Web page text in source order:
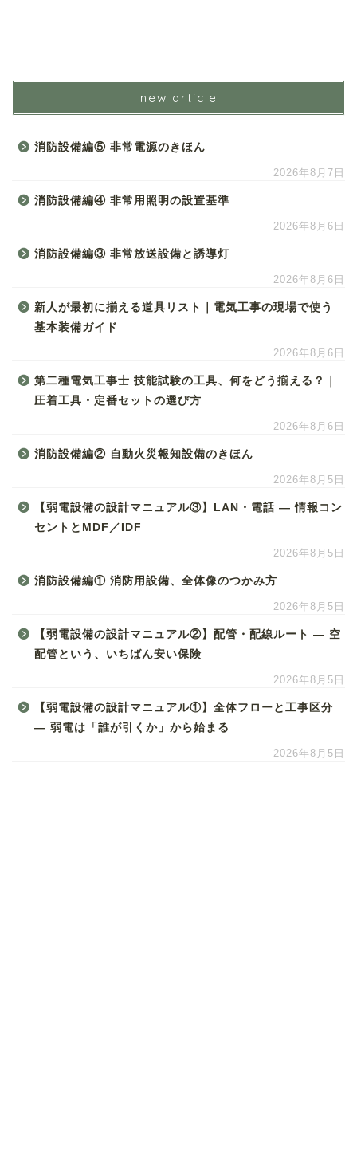
new article
消防設備編⑤ 非常電源のきほん
2026年8月7日
消防設備編④ 非常用照明の設置基準
2026年8月6日
消防設備編③ 非常放送設備と誘導灯
2026年8月6日
新人が最初に揃える道具リスト｜電気工事の現場で使う
基本装備ガイド
2026年8月6日
第二種電気工事士 技能試験の工具、何をどう揃える？｜
圧着工具・定番セットの選び方
2026年8月6日
消防設備編② 自動火災報知設備のきほん
2026年8月5日
【弱電設備の設計マニュアル③】LAN・電話 ― 情報コン
セントとMDF／IDF
2026年8月5日
消防設備編① 消防用設備、全体像のつかみ方
2026年8月5日
【弱電設備の設計マニュアル②】配管・配線ルート ― 空
配管という、いちばん安い保険
2026年8月5日
【弱電設備の設計マニュアル①】全体フローと工事区分
― 弱電は「誰が引くか」から始まる
2026年8月5日